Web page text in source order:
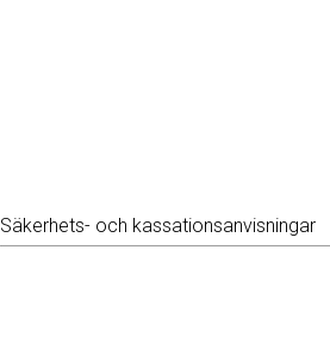
Säkerhets- och kassationsanvisningar